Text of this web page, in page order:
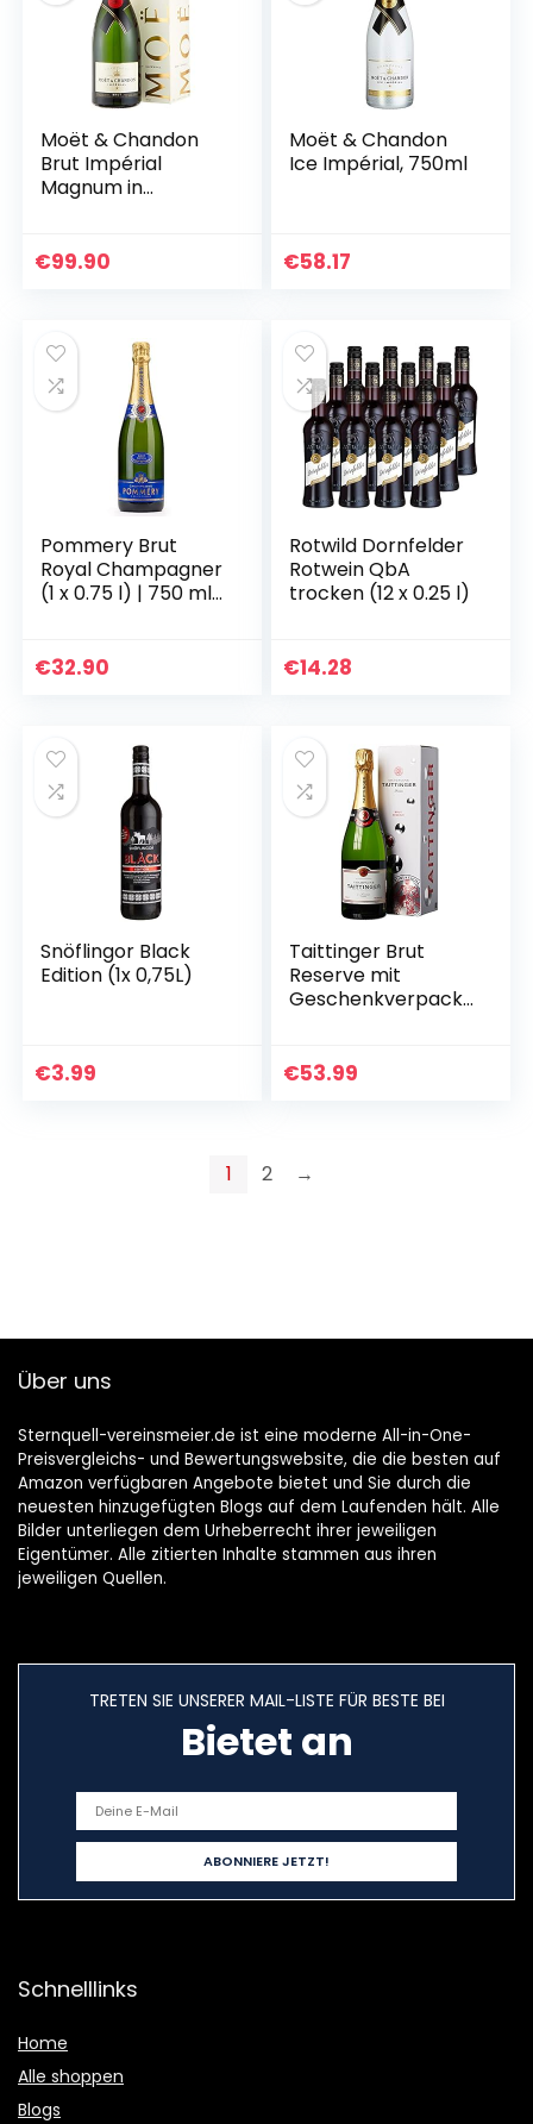
Moët & Chandon
Brut Impérial
Magnum in
€99.90
Moët & Chandon
Ice Impérial, 750ml
€58.17
Pommery Brut
Royal Champagner
(1 x 0.75 l) | 750 ml
€32.90
Rotwild Dornfelder
Rotwein QbA
trocken (12 x 0.25 l)
€14.28
Snöflingor Black
Edition (1x 0,75L)
€3.99
Taittinger Brut
Reserve mit
Geschenkverpacku
€53.99
1 2 →
Über uns
Sternquell-vereinsmeier.de ist eine moderne All-in-One-
Preisvergleichs- und Bewertungswebsite, die die besten auf
Amazon verfügbaren Angebote bietet und Sie durch die
neuesten hinzugefügten Blogs auf dem Laufenden hält. Alle
Bilder unterliegen dem Urheberrecht ihrer jeweiligen
Eigentümer. Alle zitierten Inhalte stammen aus ihren
jeweiligen Quellen.
TRETEN SIE UNSERER MAIL-LISTE FÜR BESTE BEI
Bietet an
Schnelllinks
Home
Alle shoppen
Blogs